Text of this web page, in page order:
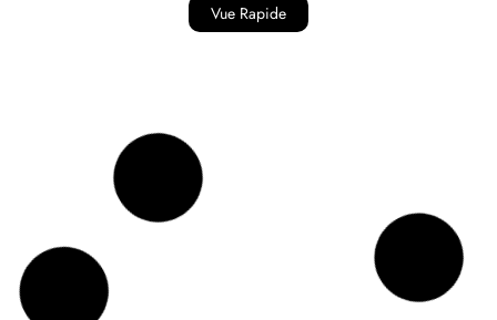
Vue Rapide